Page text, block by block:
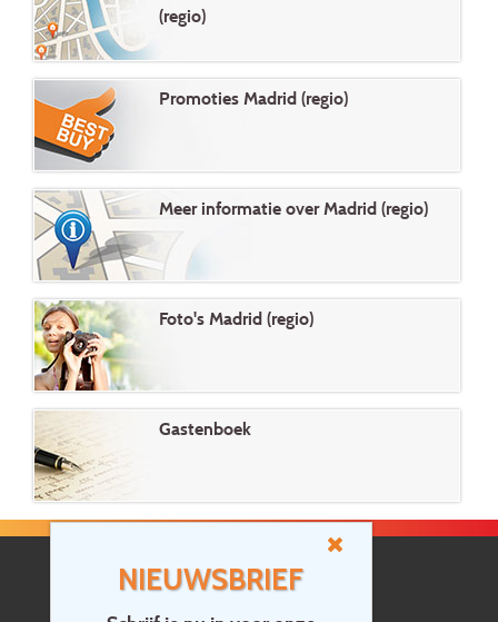
NIEUWSBRIEF
(regio)
Promoties Madrid (regio)
Meer informatie over Madrid (regio)
Foto's Madrid (regio)
Gastenboek